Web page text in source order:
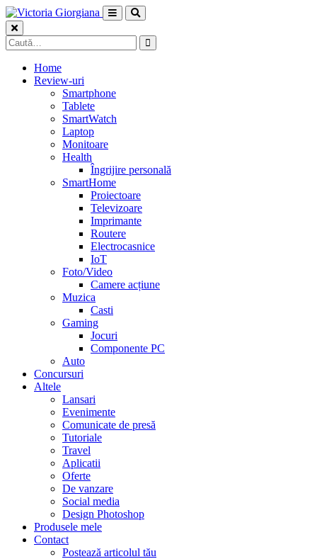
Skip
to
content
Caută
după:
Home
Review-uri
Smartphone
Tablete
SmartWatch
Laptop
Monitoare
Health
Îngrijire personală
SmartHome
Proiectoare
Televizoare
Imprimante
Routere
Electrocasnice
IoT
Foto/Video
Camere acțiune
Muzica
Casti
Gaming
Jocuri
Componente PC
Auto
Concursuri
Altele
Lansari
Evenimente
Comunicate de presă
Tutoriale
Travel
Aplicatii
Oferte
De vanzare
Social media
Design Photoshop
Produsele mele
Contact
Postează articolul tău